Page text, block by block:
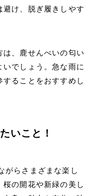
け、脱ぎ履きしやす
は、鹿せんべいの匂い
でしょう。急な雨に
ることをおすすめし
いこと！
がらさまざまな楽し
の開花や新緑の美し